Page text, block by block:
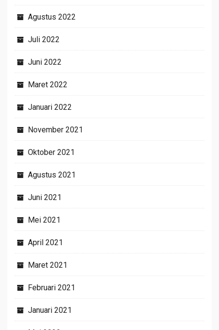
Agustus 2022
Juli 2022
Juni 2022
Maret 2022
Januari 2022
November 2021
Oktober 2021
Agustus 2021
Juni 2021
Mei 2021
April 2021
Maret 2021
Februari 2021
Januari 2021